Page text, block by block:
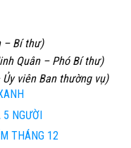
– Bí thư)
Quân– Phó Bí thư)
Ủy viên Ban thường vụ)
5 NGƯỜI
THÁNG 12